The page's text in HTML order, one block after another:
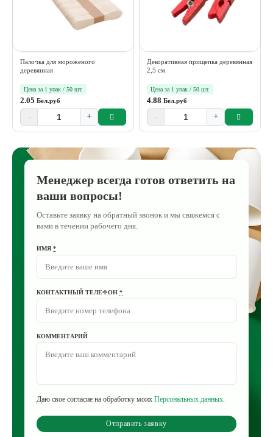
Палочка для мороженого
деревянная
Цена за 1 упак / 50 шт.
2.05 Бел.руб
- +
Декоративная прищепка деревянная
2,5 см
Цена за 1 упак / 50 шт.
4.88 Бел.руб
- +
Менеджер всегда готов ответить на
ваши вопросы!
Оставьте заявку на обратный звонок и мы свяжемся с
вами в течении рабочего дня.
ИМЯ *
КОНТАКТНЫЙ ТЕЛЕФОН *
КОММЕНТАРИЙ
Даю свое согласие на обработку моих Персональных данных
Отправить заявку